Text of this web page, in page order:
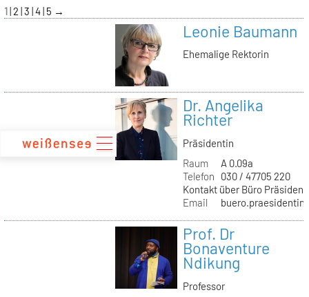
zum
Inhalt
1 2 3 4 5 →
Leonie Baumann
Ehemalige Rektorin
Dr. Angelika
Richter
Präsidentin
Raum
A 0.09a
Telefon
030 / 47705 220
Kontakt über Büro
Email
Prof. Dr
Bonaventure
Ndikung
Professor